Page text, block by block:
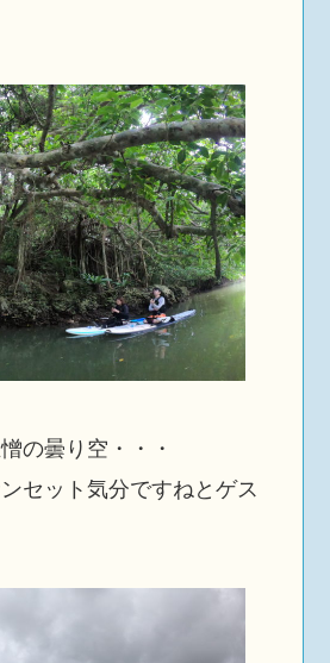
の曇り空・・・
セット気分ですねとゲス